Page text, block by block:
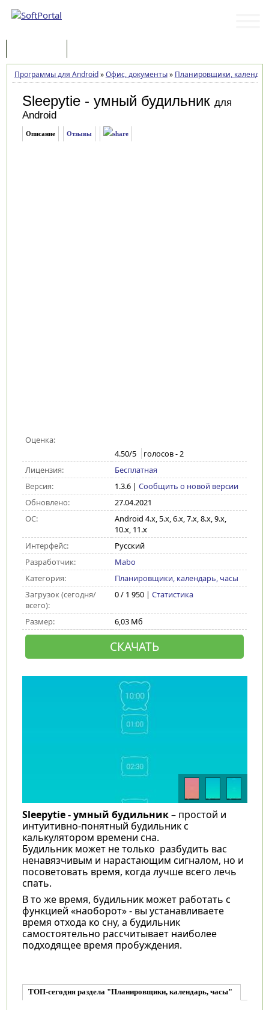
Программы для Android»Офис, документы» Планировщики,
Sleepytie - умный будильник для
Android
Описание Отзывы
Оценка:
4.50/5 голосов -2
Лицензия:
Бесплатная
Версия:
1.3.6| Сообщить о новой версии
Обновлено:
27.04.2021
ОС:
Android 4.x, 5.x, 6.x, 7.x, 8.x, 9.x,
10.x, 11.x
Интерфейс:
Русский
Разработчик:
Mabo
Категория:
Планировщики, календарь, часы
Загрузок (сегодня/
всего):
0 / 1 950 | Статистика
Размер: 6,03 Мб
СКАЧАТЬ
Sleepytie - умный будильник– простой и
интуитивно-понятный будильник с
калькулятором времени сна.
Будильник может не только разбудить вас
ненавязчивым и нарастающим сигналом, но и
посоветовать время, когда лучше всего лечь
спать.
В то же время, будильник может работать с
функцией «наоборот» - вы устанавливаете
время отхода ко сну, а будильник
самостоятельно рассчитывает наиболее
подходящее время пробуждения.
ТОП-сегодня раздела "Планировщики, календарь, часы"